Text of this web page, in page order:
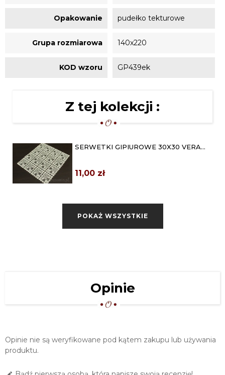
Opakowanie pudełko tekturowe
Grupa rozmiarowa 140x220
KOD wzoru GP439ek
Z tej kolekcji :
SERWETKI GIPIUROWE 30X30 VERA
11,00 zł
17,00 zł
VERA EKRI
21,00 zł
POKAŻ WSZYSTKIE
Opinie
Opinie nie są weryfikowane pod kątem zakupu lub używania
produktu.